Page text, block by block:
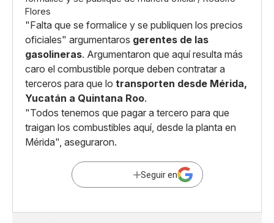
Flores
"Falta que se formalice y se publiquen los precios
oficiales" argumentaros gerentes de las
gasolineras. Argumentaron que aquí resulta más
caro el combustible porque deben contratar a
terceros para que lo transporten desde Mérida,
Yucatán a Quintana Roo.
"Todos tenemos que pagar a tercero para que
traigan los combustibles aquí, desde la planta en
Mérida", aseguraron.
Seguir en